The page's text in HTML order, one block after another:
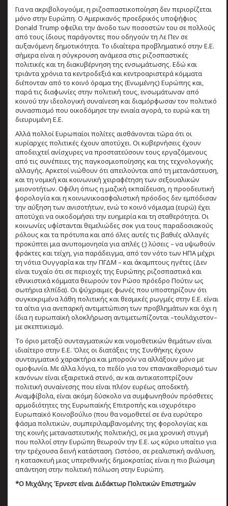
Για να ακριβολογούμε, η ριζοσπαστικοποίηση δεν περιορίζεται
μόνο στην Ευρώπη. Ο Αμερικανός προεδρικός υποψήφιος
Donald Trump οφείλει την άνοδο των ποσοστών του σε πολλούς
από τους ίδιους παράγοντες που οδηγούν τη Λε Πεν σε
αυξανόμενη δημοτικότητα. Το ιδιαίτερα προβληματικό στην Ε.Ε.
σήμερα είναι η σύγκρουση ανάμεσα στις ριζοσπαστικές
πολιτικές και τη διακυβέρνηση της ενσωμάτωσης. Εδώ και
τριάντα χρόνια τα κεντροδεξιά και κεντροαριστερά κόμματα
διέπονταν από το κοινό όραμα της (Ενωμένης) Ευρώπης και,
παρά τις διαφωνίες στην πολιτική τους, ενσωμάτωναν από
κοινού την ιδεολογική συναίνεση και διαμόρφωσαν τον πολιτικό
συνασπισμό που οικοδόμησε την ενιαία αγορά, το ευρώ και τη
διευρυμένη Ε.Ε.
Αλλά πολλοί Ευρωπαίοι πολίτες αισθάνονται τώρα ότι οι
κυρίαρχες πολιτικές έχουν αποτύχει. Οι κυβερνήσεις έχουν
αποδειχτεί ανίσχυρες να προστατεύσουν τους εργαζόμενους
από τις συνέπειες της παγκοσμιοποίησης και της τεχνολογικής
αλλαγής. Αρκετοί νιώθουν ότι απειλούνται από τη μετανάστευση,
και τη νομική και κοινωνική χειραφέτηση των σεξουαλικών
μειονοτήτων. Οφέλη όπως η μαζική εκπαίδευση, η προοδευτική
φορολογία και η κοινωνικοασφαλιστική πρόοδος δεν εμπόδισαν
την αύξηση των ανισοτήτων, ενώ το κοινό νόμισμα (ευρώ) έχει
αποτύχει να οικοδομήσει την ευημερία και τη σταθερότητα. Οι
κοινωνίες υφίστανται θεμελιώδες σοκ για τους παραδοσιακούς
ρόλους και τα πρότυπα και από όλες αυτές τις βαθιές αλλαγές
προκύπτει μια ανυπομονησία για απλές (;) λύσεις – να υψωθούν
φράκτες και τείχη, για παράδειγμα, από τον νότο των ΗΠΑ μέχρι
τη νότια Ουγγαρία και την ΠΓΔΜ – και άκαμπτους ηγέτες (Δεν
είναι τυχαίο ότι σε περιοχές της Ευρώπης ριζοσπαστικά και
εθνικιστικά κόμματα θεωρούν τον Ρώσο πρόεδρο Πούτιν ως
σωτήρια ελπίδα). Οι ψύχραιμες φωνές που υποστηρίζουν ότι
συγκεκριμένα λάθη πολιτικής και θεσμικές ρωγμές στην Ε.Ε. είναι
τα αίτια για ανεπαρκή αντιμετώπιση των προβλημάτων και όχι η
ίδια η ευρωπαϊκή ολοκλήρωση αντιμετωπίζονται –τουλάχιστον–
με σκεπτικισμό.
Το όριο μεταξύ συνταγματικών και νομοθετικών θεμάτων είναι
ιδιαίτερο στην Ε.Ε. Όλες οι διατάξεις της Συνθήκης έχουν
συνταγματικό χαρακτήρα και μπορούν να αλλάξουν μόνο με
ομοφωνία. Με άλλα λόγια, το πεδίο για τον επανακαθορισμό των
κανόνων είναι εξαιρετικά στενό, αν και αντικατοπτρίζουν
πολιτική συναίνεσης που είναι πλέον ευρέως αποδεκτή.
Αναμφίβολα, είναι ακόμη δύσκολο να συμφωνηθούν πρόσθετες
αρμοδιότητες της Ευρωπαϊκής Επιτροπής και ισχυρότερο
Ευρωπαϊκό Κοινοβούλιο (που θα νομοθετεί σε ένα ευρύτερο
φάσμα πολιτικών, συμπεριλαμβανομένης της φορολογίας και
της κοινής μεταναστευτικής πολιτικής), σε μια χρονική στιγμή
που πολλοί στην Ευρώπη θεωρούν την Ε.Ε. ως κύριο υπαίτιο για
την τρέχουσα δεινή κατάσταση. Ωστόσο, σε ρεαλιστική ανάλυση,
η κατασκευή μιας υπερεθνικής δημοκρατίας είναι η πιο βιώσιμη
απάντηση στην πολιτική πόλωση στην Ευρώπη.
*Ο Μιχάλης Έρνεστ είναι Διδάκτωρ Πολιτικών Επιστημών